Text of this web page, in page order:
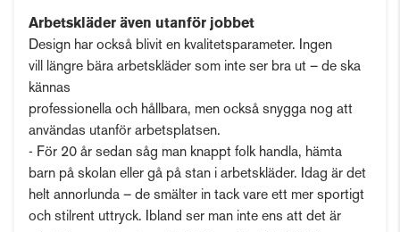
Arbetskläder även utanför jobbet
Design har också blivit en kvalitetsparameter. Ingen
vill längre bära arbetskläder som inte ser bra ut – de ska
kännas
professionella och hållbara, men också snygga nog att
användas utanför arbetsplatsen.
- För 20 år sedan såg man knappt folk handla, hämta
barn på skolan eller gå på stan i arbetskläder. Idag är det
helt annorlunda – de smälter in tack vare ett mer sportigt
och stilrent uttryck. Ibland ser man inte ens att det är